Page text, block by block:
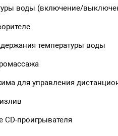
воды (включение/
температуры воды
для управления
проигрывателя